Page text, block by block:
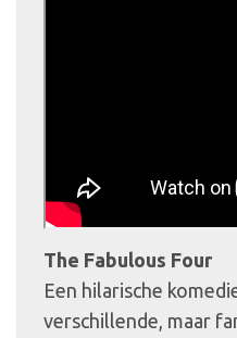
The Fabulous Four
Een hilarische
verschillende, maar